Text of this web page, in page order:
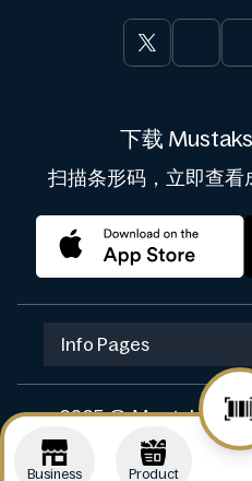
Business Product
下载
扫描条形码，立即查看
Info Pages
2025 © Mustakshif.